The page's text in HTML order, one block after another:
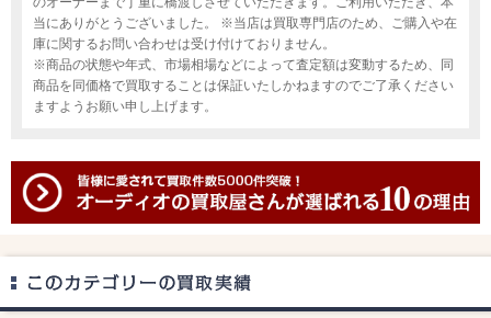
当にありがとうございました。 ※当店は買取専門店のため、ご購入や在
庫に関するお問い合わせは受け付けておりません。
※商品の状態や年式、市場相場などによって査定額は変動するため、同
商品を同価格で買取することは保証いたしかねますのでご了承ください
ますようお願い申し上げます。